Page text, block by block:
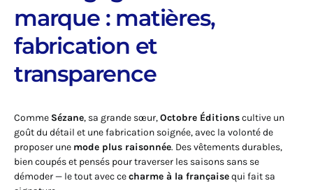
marque : matières,
fabrication et
transparence
Comme Sézane, sa grande sœur,Octobre Éditionscultive un
goût du détail et une fabrication soignée, avec la volonté de
proposer une mode plus raisonnée. Des vêtements durables,
bien coupés et pensés pour traverser les saisons sans se
démoder — le tout avec cecharme à la françaisequi fait sa